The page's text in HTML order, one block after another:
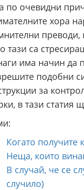
по очевидни
хора
преводи,
тази са
има начин да
подобни
за
в тази статия
Когато получите
Неща, които
В случай, че се
случило)